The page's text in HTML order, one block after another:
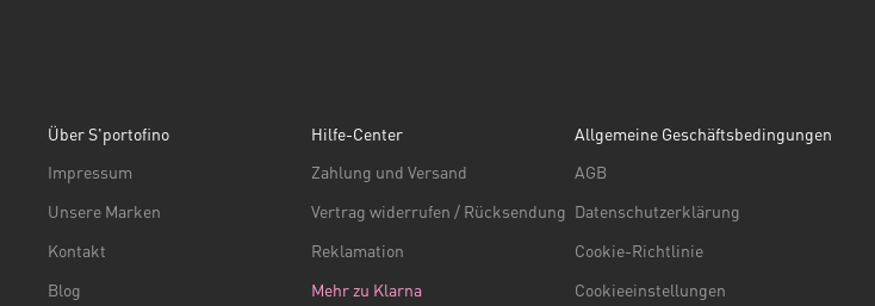
Über S'portofino
Impressum
Unsere Marken
Kontakt
Blog
Hilfe-Center
Zahlung und Versand
Vertrag widerrufen / Rücksendung
Reklamation
Mehr zu Klarna
Allgemeine Geschäftsbedingungen
AGB
Datenschutzerklärung
Cookie-Richtlinie
Cookieeinstellungen